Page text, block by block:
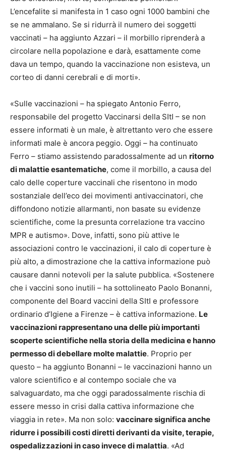
L’encefalite si manifesta in 1 caso ogni 1000 bambini che
se ne ammalano. Se si ridurrà il numero dei soggetti
vaccinati – ha aggiunto Azzari – il morbillo riprenderà a
circolare nella popolazione e darà, esattamente come
dava un tempo, quando la vaccinazione non esisteva, un
corteo di danni cerebrali e di morti».
«Sulle vaccinazioni – ha spiegato Antonio Ferro,
responsabile del progetto Vaccinarsi della SItI – se non
essere informati è un male, è altrettanto vero che essere
informati male è ancora peggio. Oggi – ha continuato
Ferro – stiamo assistendo paradossalmente ad un ritorno
di malattie esantematiche, come il morbillo, a causa del
calo delle coperture vaccinali che risentono in modo
sostanziale dell’eco dei movimenti antivaccinatori, che
diffondono notizie allarmanti, non basate su evidenze
scientifiche, come la presunta correlazione tra vaccino
MPR e autismo». Dove, infatti, sono più attive le
associazioni contro le vaccinazioni, il calo di coperture è
più alto, a dimostrazione che la cattiva informazione può
causare danni notevoli per la salute pubblica. «Sostenere
che i vaccini sono inutili – ha sottolineato Paolo Bonanni,
componente del Board vaccini della SItI e professore
ordinario d’Igiene a Firenze – è cattiva informazione. Le
vaccinazioni rappresentano una delle più importanti
scoperte scientifiche nella storia della medicina e hanno
permesso di debellare molte malattie. Proprio per
questo – ha aggiunto Bonanni – le vaccinazioni hanno un
valore scientifico e al contempo sociale che va
salvaguardato, ma che oggi paradossalmente rischia di
essere messo in crisi dalla cattiva informazione che
viaggia in rete». Ma non solo: vaccinare significa anche
ridurre i possibili costi diretti derivanti da visite, terapie,
ospedalizzazioni in caso invece di malattia. «Ad